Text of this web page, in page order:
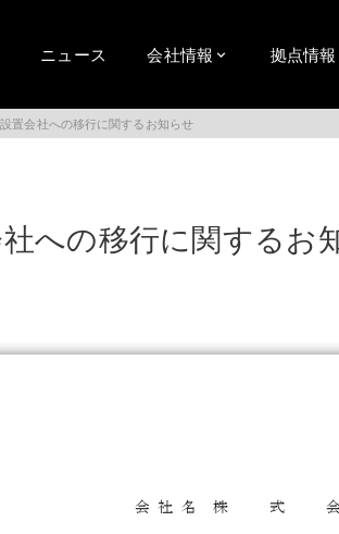
ニュース 会社情報 拠点情
置会社への移行に関するお知らせ
への移行に関するお